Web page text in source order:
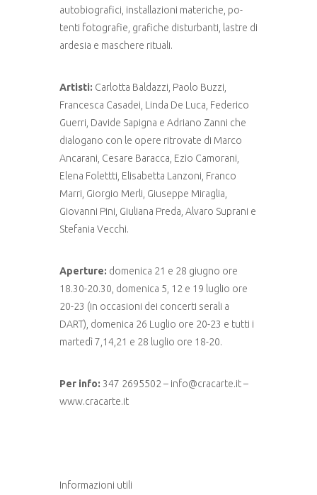
autobiografici, installazioni materiche, po-
tenti fotografie, grafiche disturbanti, lastre di
ardesia e maschere rituali.
Artisti: Carlotta Baldazzi, Paolo Buzzi,
Francesca Casadei, Linda De Luca, Federico
Guerri, Davide Sapigna e Adriano Zanni che
dialogano con le opere ritrovate di Marco
Ancarani, Cesare Baracca, Ezio Camorani,
Elena Folettti, Elisabetta Lanzoni, Franco
Marri, Giorgio Merli, Giuseppe Miraglia,
Giovanni Pini, Giuliana Preda, Alvaro Suprani e
Stefania Vecchi.
Aperture: domenica 21 e 28 giugno ore
18.30-20.30, domenica 5, 12 e 19 luglio ore
20-23 (in occasioni dei concerti serali a
DART), domenica 26 Luglio ore 20-23 e tutti i
martedì 7,14,21 e 28 luglio ore 18-20.
Per info: 347 2695502 – info@cracarte.it –
www.cracarte.it
Informazioni utili